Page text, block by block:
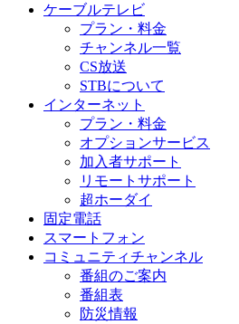
ケーブルテレビ
プラン・料金
チャンネル一覧
CS放送
STBについて
インターネット
プラン・料金
オプションサービス
加入者サポート
リモートサポート
超ホーダイ
固定電話
スマートフォン
コミュニティチャンネル
番組のご案内
番組表
防災情報